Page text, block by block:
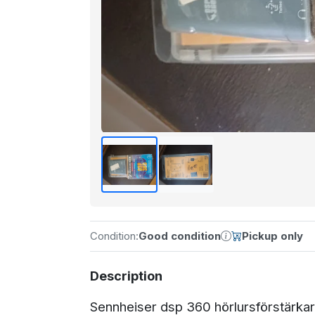
Condition:Good condition Pickup only
Description
Sennheiser dsp 360